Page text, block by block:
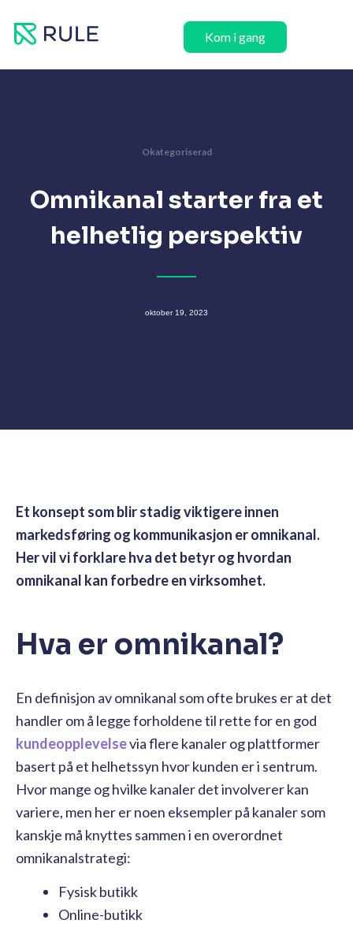
rett
Kom i gang
Okategoriserad
Omnikanal starter fra et
helhetlig perspektiv
oktober 19, 2023
Et konsept som blir stadig viktigere innen
markedsføring og kommunikasjon er omnikanal.
Her vil vi forklare hva det betyr og hvordan
omnikanal kan forbedre en virksomhet.
Hva er omnikanal?
En definisjon av omnikanal som ofte brukes er at det
handler om å legge forholdene til rette for en god
kundeopplevelsevia flere kanaler og plattformer
basert på et helhetssyn hvor kunden er i sentrum.
Hvor mange og hvilke kanaler det involverer kan
variere, men her er noen eksempler på kanaler som
kanskje må knyttes sammen i en overordnet
omnikanalstrategi:
Fysisk butikk
Online-butikk